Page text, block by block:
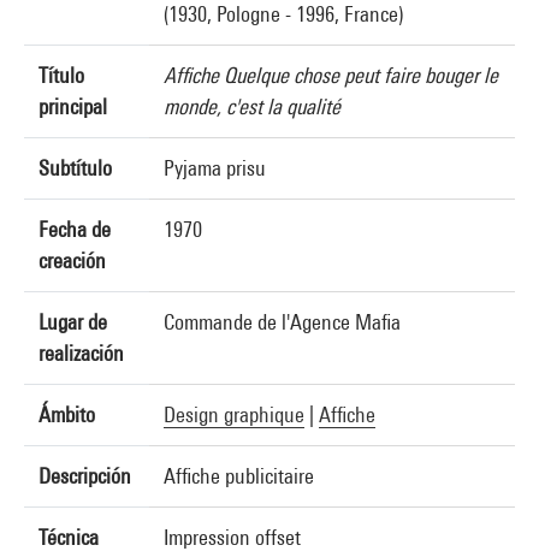
(1930, Pologne - 1996, France)
Título
principal
Affiche Quelque chose peut faire bouger le
monde, c'est la qualité
Subtítulo Pyjama prisu
Fecha de
creación
1970
Lugar de
realización
Commande de l'Agence Mafia
Ámbito Design graphique Affiche
Descripción Affiche publicitaire
Técnica Impression offset